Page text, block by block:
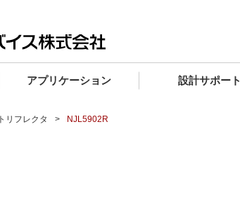
アプリケーション 設計サポート
リフレクタ NJL5902R